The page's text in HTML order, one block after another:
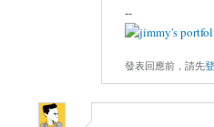
--
發表回應前，請先